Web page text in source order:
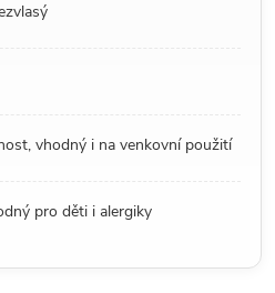
vhodný i na venkovní použití
pro děti i alergiky